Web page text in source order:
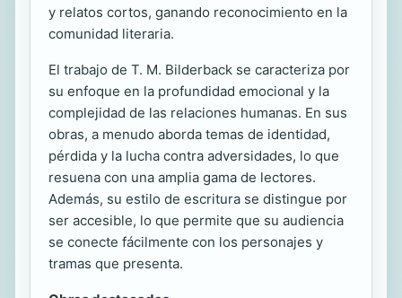
y relatos cortos, ganando reconocimiento en la
comunidad literaria.
El trabajo de T. M. Bilderback se caracteriza por
su enfoque en la profundidad emocional y la
complejidad de las relaciones humanas. En sus
obras, a menudo aborda temas de identidad,
pérdida y la lucha contra adversidades, lo que
resuena con una amplia gama de lectores.
Además, su estilo de escritura se distingue por
ser accesible, lo que permite que su audiencia
se conecte fácilmente con los personajes y
tramas que presenta.